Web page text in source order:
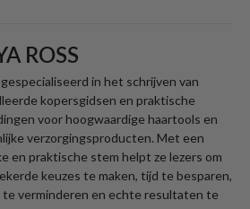
ROSS
gespecialiseerd in het schrijven van
kopersgidsen en praktische
voor hoogwaardige haartools en
verzorgingsproducten. Met een
en praktische stem helpt ze lezers om
keuzes te maken, tijd te besparen,
te verminderen en echte resultaten te